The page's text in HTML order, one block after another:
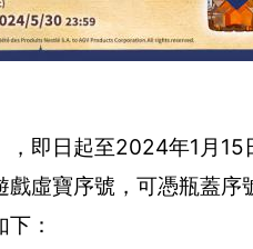
日起至2024年1月15
虛寶序號，可憑瓶蓋
：